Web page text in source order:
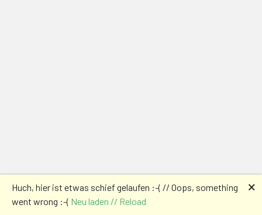
Huch, hier ist etwas schief gelaufen :-( // Oops, something
went wrong :-( Neu laden // Reload
🗙